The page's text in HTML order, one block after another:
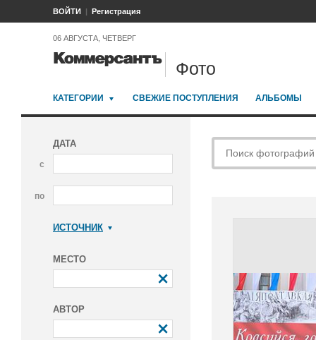
ВОЙТИ Регистрация
06 АВГУСТА, ЧЕТВЕРГ
Фото
КАТЕГОРИИ СВЕЖИЕ ПОСТУПЛЕНИЯ АЛЬБОМЫ
ДАТА
с
по
ИСТОЧНИК
МЕСТО
АВТОР